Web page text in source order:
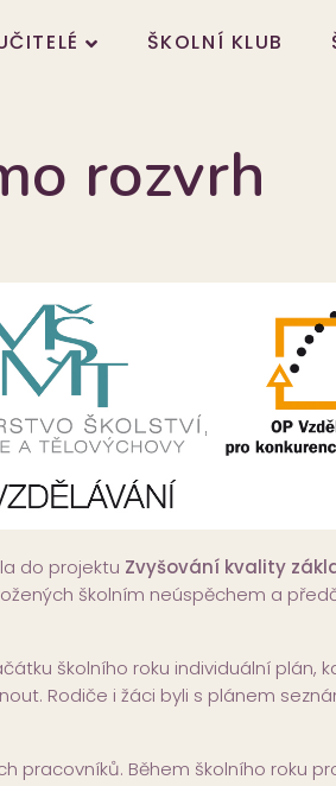
ŠKOLNÍ KLUB
rozvrh
do projektu Zvyšování kvality
školním neúspěchem a
školního roku individuální plán,
Rodiče i žáci byli s plánem
pracovníků. Během školního roku